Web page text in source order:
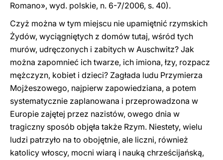
Romano», wyd. polskie, n. 6-7/2006, s. 40).
Czyż można w tym miejscu nie upamiętnić rzymskich
Żydów, wyciągniętych z domów tutaj, wśród tych
murów, udręczonych i zabitych w Auschwitz? Jak
można zapomnieć ich twarze, ich imiona, łzy, rozpacz
mężczyzn, kobiet i dzieci? Zagłada ludu Przymierza
Mojżeszowego, najpierw zapowiedziana, a potem
systematycznie zaplanowana i przeprowadzona w
Europie zajętej przez nazistów, owego dnia w
tragiczny sposób objęła także Rzym. Niestety, wielu
ludzi patrzyło na to obojętnie, ale liczni, również
katolicy włoscy, mocni wiarą i nauką chrześcijańską,